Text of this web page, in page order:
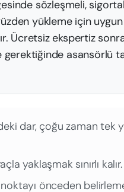
sözleşmeli,
yükleme için
Ücretsiz ekspertiz
asansörlü
dar, çoğu zaman tek
yaklaşmak sınırlı kalır.
önceden